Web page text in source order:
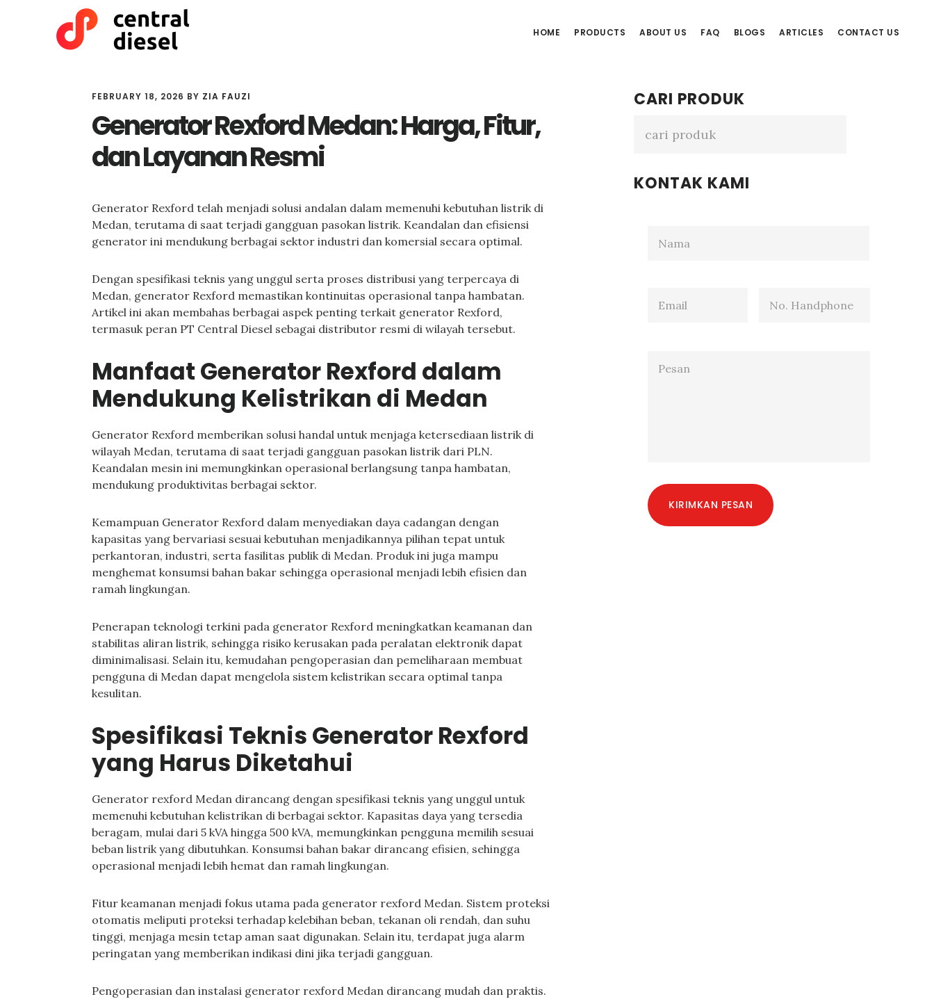
HOME PRODUCTS ABOUT US FAQ BLOGS ARTICLES CONTACT US
FEBRUARY 18, 2026 BY ZIA FAUZI
Generator Rexford Medan: Harga, Fitur,
dan Layanan Resmi
Generator Rexford telah menjadi solusi andalan dalam memenuhi kebutuhan listrik di
Medan, terutama di saat terjadi gangguan pasokan listrik. Keandalan dan efisiensi
generator ini mendukung berbagai sektor industri dan komersial secara optimal.
Dengan spesifikasi teknis yang unggul serta proses distribusi yang terpercaya di
Medan, generator Rexford memastikan kontinuitas operasional tanpa hambatan.
Artikel ini akan membahas berbagai aspek penting terkait generator Rexford,
termasuk peran PT Central Diesel sebagai distributor resmi di wilayah tersebut.
Manfaat Generator Rexford dalam
Mendukung Kelistrikan di Medan
Generator Rexford memberikan solusi handal untuk menjaga ketersediaan listrik di
wilayah Medan, terutama di saat terjadi gangguan pasokan listrik dari PLN.
Keandalan mesin ini memungkinkan operasional berlangsung tanpa hambatan,
mendukung produktivitas berbagai sektor.
Kemampuan Generator Rexford dalam menyediakan daya cadangan dengan
kapasitas yang bervariasi sesuai kebutuhan menjadikannya pilihan tepat untuk
perkantoran, industri, serta fasilitas publik di Medan. Produk ini juga mampu
menghemat konsumsi bahan bakar sehingga operasional menjadi lebih efisien dan
ramah lingkungan.
Penerapan teknologi terkini pada generator Rexford meningkatkan keamanan dan
stabilitas aliran listrik, sehingga risiko kerusakan pada peralatan elektronik dapat
diminimalisasi. Selain itu, kemudahan pengoperasian dan pemeliharaan membuat
pengguna di Medan dapat mengelola sistem kelistrikan secara optimal tanpa
kesulitan.
Spesifikasi Teknis Generator Rexford
yang Harus Diketahui
Generator rexford Medan dirancang dengan spesifikasi teknis yang unggul untuk
memenuhi kebutuhan kelistrikan di berbagai sektor. Kapasitas daya yang tersedia
beragam, mulai dari 5 kVA hingga 500 kVA, memungkinkan pengguna memilih sesuai
beban listrik yang dibutuhkan. Konsumsi bahan bakar dirancang efisien, sehingga
operasional menjadi lebih hemat dan ramah lingkungan.
Fitur keamanan menjadi fokus utama pada generator rexford Medan. Sistem proteksi
otomatis meliputi proteksi terhadap kelebihan beban, tekanan oli rendah, dan suhu
tinggi, menjaga mesin tetap aman saat digunakan. Selain itu, terdapat juga alarm
peringatan yang memberikan indikasi dini jika terjadi gangguan.
Pengoperasian dan instalasi generator rexford Medan dirancang mudah dan praktis.
Primary
Sidebar
CARI PRODUK
KONTAK KAMI
KIRIMKAN PESAN